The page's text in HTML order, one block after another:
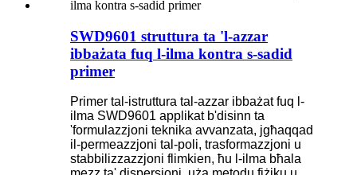
SWD9601 struttura ta 'l-azzar
ibbażata fuq l-ilma kontra s-sadid
primer
Primer tal-istruttura tal-azzar ibbażat fuq l-
ilma SWD9601 applikat b'disinn ta
'formulazzjoni teknika avvanzata, jgħaqqad
il-permeazzjoni tal-poli, trasformazzjoni u
stabbilizzazzjoni flimkien, ħu l-ilma bħala